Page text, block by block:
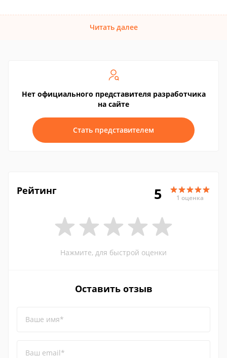
Читать далее
Нет официального представителя разработчика
на сайте
Стать представителем
Рейтинг 5 1 оценка
Нажмите, для быстрой оценки
Оставить отзыв
Ваше имя*
Ваш email*